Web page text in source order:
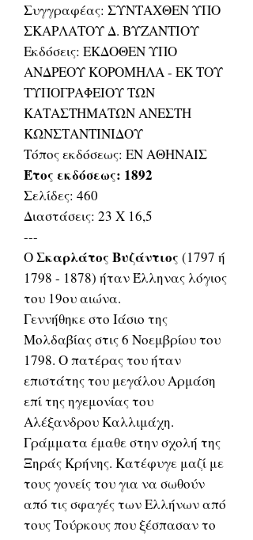
Συγγραφέας: ΣΥΝΤΑΧΘΕΝ ΥΠΟ
ΣΚΑΡΛΑΤΟΥ Δ. ΒΥΖΑΝΤΙΟΥ
Εκδόσεις: ΕΚΔΟΘΕΝ ΥΠΟ
ΑΝΔΡΕΟΥ ΚΟΡΟΜΗΛΑ - ΕΚ ΤΟΥ
ΤΥΠΟΓΡΑΦΕΙΟΥ ΤΩΝ
ΚΑΤΑΣΤΗΜΑΤΩΝ ΑΝΕΣΤΗ
ΚΩΝΣΤΑΝΤΙΝΙΔΟΥ
Τόπος εκδόσεως: ΕΝ ΑΘΗΝΑΙΣ
Έτος εκδόσεως: 1892
Σελίδες: 460
Διαστάσεις: 23 Χ 16,5
---
ΟΣκαρλάτος Βυζάντιος (1797 ή
1798 - 1878) ήταν Έλληνας λόγιος
του 19ου αιώνα.
Γεννήθηκε στο Ιάσιο της
Μολδαβίας στις 6 Νοεμβρίου του
1798. Ο πατέρας του ήταν
επιστάτης του μεγάλου Αρμάση
επί της ηγεμονίας του
Αλέξανδρου Καλλιμάχη.
Γράμματα έμαθε στην σχολή της
Ξηράς Κρήνης. Κατέφυγε μαζί με
τους γονείς του για να σωθούν
από τις σφαγές των Ελλήνων από
τους Τούρκους που ξέσπασαν το